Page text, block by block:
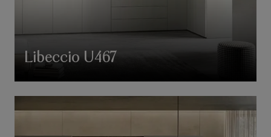
Libeccio U467